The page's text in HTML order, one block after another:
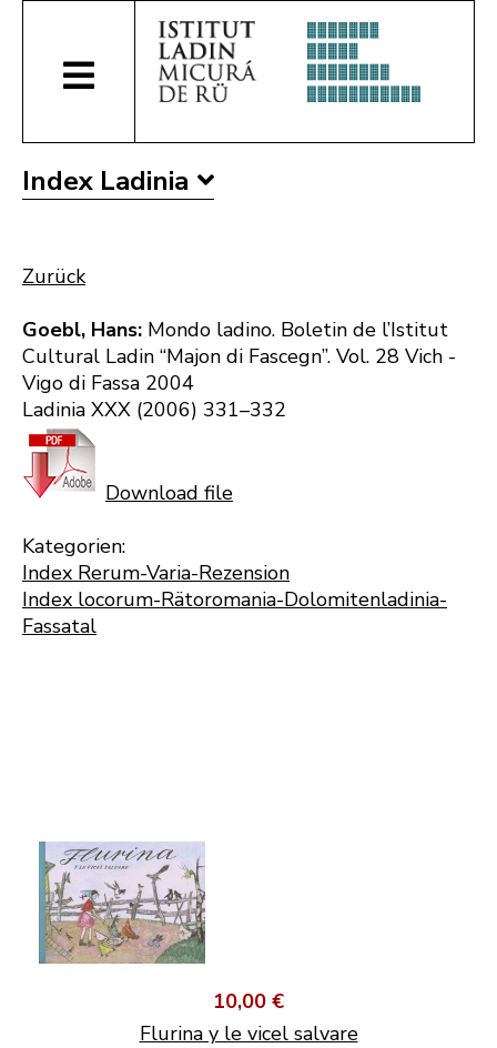
Index Ladinia
Zurück
Goebl, Hans: Mondo ladino. Boletin de l’Istitut
Cultural Ladin “Majon di Fascegn”. Vol. 28 Vich -
Vigo di Fassa 2004
Ladinia XXX (2006) 331–332
Download file
Kategorien:
Index Rerum-Varia-Rezension
Index locorum-Rätoromania-Dolomitenladinia-
Fassatal
10,00 €
Flurina y le vicel salvare